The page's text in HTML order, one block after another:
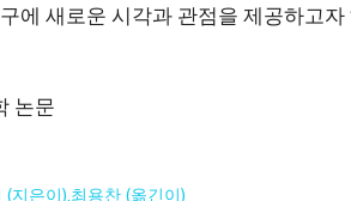
에 새로운 시각과 관점을 제공하고
논문
은이),최용찬 (옮긴이)